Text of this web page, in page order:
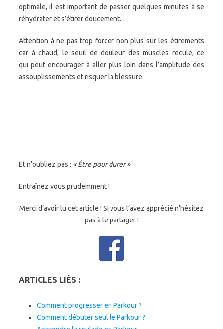
optimale, il est important de passer quelques minutes à se
réhydrater et s’étirer doucement.
Attention à ne pas trop forcer non plus sur les étirements
car à chaud, le seuil de douleur des muscles recule, ce
qui peut encourager à aller plus loin dans l’amplitude des
assouplissements et risquer la blessure.
Et n’oubliez pas : « Être pour durer »
Entraînez vous prudemment !
Merci d’avoir lu cet article ! Si vous l’avez apprécié n’hésitez
pas à le partager !
ARTICLES LIÉS :
Comment progresser en Parkour ?
Comment débuter seul le Parkour ?